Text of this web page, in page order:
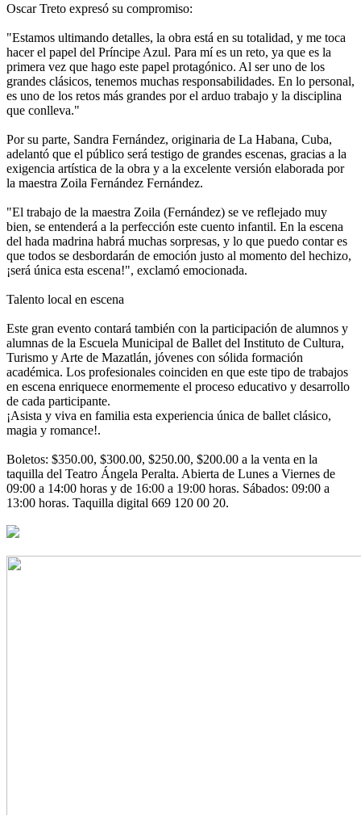
Oscar Treto expresó su compromiso:
"Estamos ultimando detalles, la obra está en su totalidad, y me toca
hacer el papel del Príncipe Azul. Para mí es un reto, ya que es la
primera vez que hago este papel protagónico. Al ser uno de los
grandes clásicos, tenemos muchas responsabilidades. En lo personal,
es uno de los retos más grandes por el arduo trabajo y la disciplina
que conlleva."
Por su parte, Sandra Fernández, originaria de La Habana, Cuba,
adelantó que el público será testigo de grandes escenas, gracias a la
exigencia artística de la obra y a la excelente versión elaborada por
la maestra Zoila Fernández Fernández.
"El trabajo de la maestra Zoila (Fernández) se ve reflejado muy
bien, se entenderá a la perfección este cuento infantil. En la escena
del hada madrina habrá muchas sorpresas, y lo que puedo contar es
que todos se desbordarán de emoción justo al momento del hechizo,
¡será única esta escena!", exclamó emocionada.
Talento local en escena
Este gran evento contará también con la participación de alumnos y
alumnas de la Escuela Municipal de Ballet del Instituto de Cultura,
Turismo y Arte de Mazatlán, jóvenes con sólida formación
académica. Los profesionales coinciden en que este tipo de trabajos
en escena enriquece enormemente el proceso educativo y desarrollo
de cada participante.
¡Asista y viva en familia esta experiencia única de ballet clásico,
magia y romance!.
Boletos: $350.00, $300.00, $250.00, $200.00 a la venta en la
taquilla del Teatro Ángela Peralta. Abierta de Lunes a Viernes de
09:00 a 14:00 horas y de 16:00 a 19:00 horas. Sábados: 09:00 a
13:00 horas. Taquilla digital 669 120 00 20.